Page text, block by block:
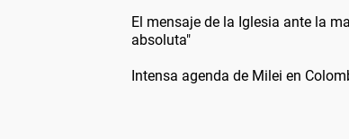
El mensaje de la Iglesia ante la
absoluta"
Intensa agenda de Milei en